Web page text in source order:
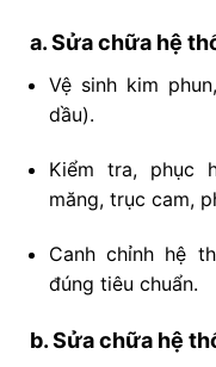
a. Sửa chữa hệ
Vệ sinh kim
dầu).
Kiểm tra, phục
măng, trục cam,
Canh chỉnh hệ
đúng tiêu chuẩn.
b. Sửa chữa hệ